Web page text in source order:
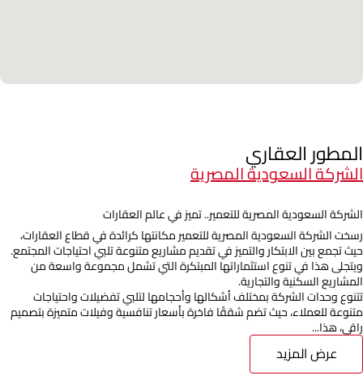
المطور العقاري
الشركة السعودية المصرية
الشركة السعودية المصرية للتعمير.. تميز في عالم العقارات
رسخت الشركة السعودية المصرية للتعمير مكانتها كرائدة في قطاع العقارات،
حيث تجمع بين الابتكار والتميز في تقديم مشاريع متنوعة تلبي احتياجات المجتمع.
ويتجلى هذا في تنوع استثماراتها المبتكرة التي تشمل مجموعة واسعة من
المشاريع السكنية والتجارية.
تتنوع وحدات الشركة بمختلف أشكالها وأحجامها لتلبي تفضيلات واحتياجات
متنوعة للعملاء، حيث تضم شققًا فاخرة بأسعار تنافسية وفيلات متميزة بتصميم
راقي، هذا...
عرض المزيد